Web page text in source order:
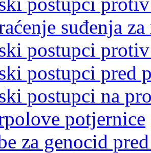
suđenja
postupci
postupci pred
postupci na
potjernice
za genocid